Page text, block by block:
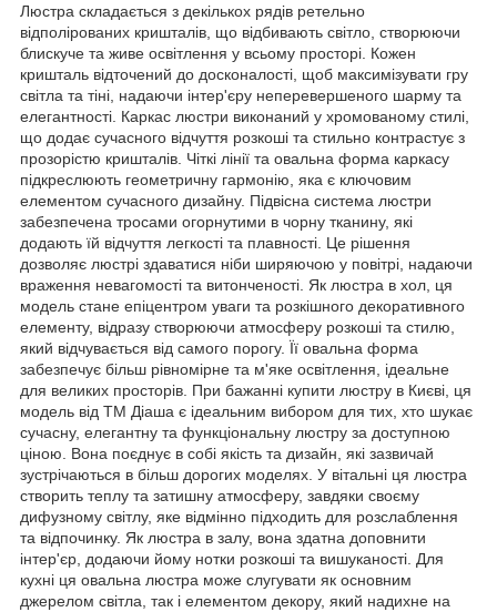
Люстра складається з декількох рядів ретельно
відполірованих кришталів, що відбивають світло, створюючи
блискуче та живе освітлення у всьому просторі. Кожен
кришталь відточений до досконалості, щоб максимізувати гру
світла та тіні, надаючи інтер'єру неперевершеного шарму та
елегантності. Каркас люстри виконаний у хромованому стилі,
що додає сучасного відчуття розкоші та стильно контрастує з
прозорістю кришталів. Чіткі лінії та овальна форма каркасу
підкреслюють геометричну гармонію, яка є ключовим
елементом сучасного дизайну. Підвісна система люстри
забезпечена тросами огорнутими в чорну тканину, які
додають їй відчуття легкості та плавності. Це рішення
дозволяє люстрі здаватися ніби ширяючою у повітрі, надаючи
враження невагомості та витонченості. Як люстра в хол, ця
модель стане епіцентром уваги та розкішного декоративного
елементу, відразу створюючи атмосферу розкоші та стилю,
який відчувається від самого порогу. Її овальна форма
забезпечує більш рівномірне та м'яке освітлення, ідеальне
для великих просторів. При бажанні купити люстру в Києві, ця
модель від ТМ Діаша є ідеальним вибором для тих, хто шукає
сучасну, елегантну та функціональну люстру за доступною
ціною. Вона поєднує в собі якість та дизайн, які зазвичай
зустрічаються в більш дорогих моделях. У вітальні ця люстра
створить теплу та затишну атмосферу, завдяки своєму
дифузному світлу, яке відмінно підходить для розслаблення
та відпочинку. Як люстра в залу, вона здатна доповнити
інтер'єр, додаючи йому нотки розкоші та вишуканості. Для
кухні ця овальна люстра може слугувати як основним
джерелом світла, так і елементом декору, який надихне на